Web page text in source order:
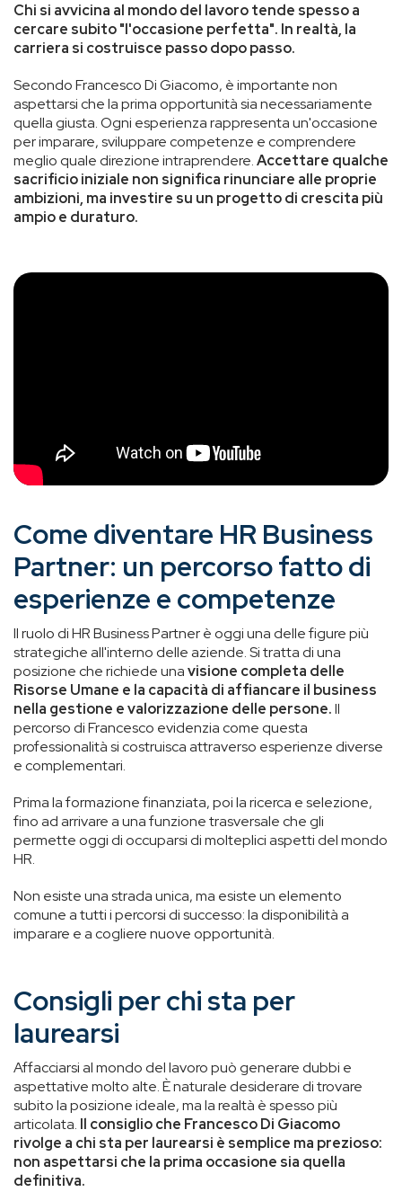
Chi si avvicina al mondo del lavoro tende spesso a
cercare subito "l'occasione perfetta". In realtà, la
carriera si costruisce passo dopo passo.
Secondo Francesco Di Giacomo, è importante non
aspettarsi che la prima opportunità sia necessariamente
quella giusta. Ogni esperienza rappresenta un'occasione
per imparare, sviluppare competenze e comprendere
meglio quale direzione intraprendere.Accettare qualche
sacrificio iniziale non significa rinunciare alle proprie
ambizioni, ma investire su un progetto di crescita più
ampio e duraturo.
Come diventare HR Business
Partner: un percorso fatto di
esperienze e competenze
Il ruolo di HR Business Partner è oggi una delle figure più
strategiche all'interno delle aziende. Si tratta di una
posizione che richiede unavisione completa delle
Risorse Umane e la capacità di affiancare il business
nella gestione e valorizzazione delle persone.Il
percorso di Francesco evidenzia come questa
professionalità si costruisca attraverso esperienze diverse
e complementari.
Prima la formazione finanziata, poi la ricerca e selezione,
fino ad arrivare a una funzione trasversale che gli
permette oggi di occuparsi di molteplici aspetti del mondo
HR.
Non esiste una strada unica, ma esiste un elemento
comune a tutti i percorsi di successo: la disponibilità a
imparare e a cogliere nuove opportunità.
Consigli per chi sta per
laurearsi
Affacciarsi al mondo del lavoro può generare dubbi e
aspettative molto alte. È naturale desiderare di trovare
subito la posizione ideale, ma la realtà è spesso più
articolata. Il consiglio che Francesco Di Giacomo
rivolge a chi sta per laurearsi è semplice ma prezioso:
non aspettarsi che la prima occasione sia quella
definitiva.